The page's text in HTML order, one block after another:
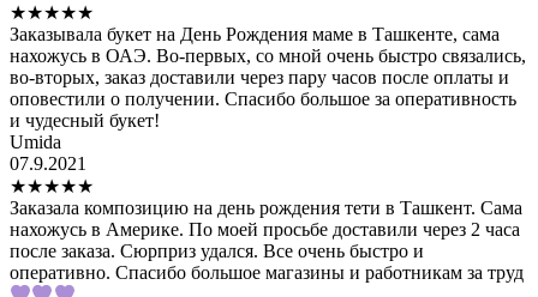
★★★★★
Заказывала букет на День Рождения маме в Ташкенте, сама
нахожусь в ОАЭ. Во-первых, со мной очень быстро связались,
во-вторых, заказ доставили через пару часов после оплаты и
оповестили о получении. Спасибо большое за оперативность
и чудесный букет!
Umida
07.9.2021
★★★★★
Заказала композицию на день рождения тети в Ташкент. Сама
нахожусь в Америке. По моей просьбе доставили через 2 часа
после заказа. Сюрприз удался. Все очень быстро и
оперативно. Спасибо большое магазины и работникам за труд